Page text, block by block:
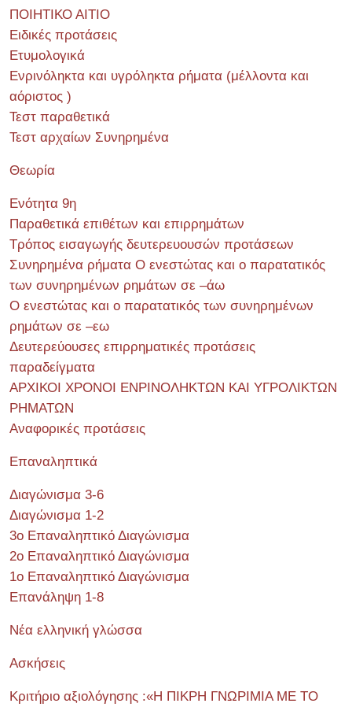
ΠΟΙΗΤΙΚΟ ΑΙΤΙΟ
Ειδικές προτάσεις
Ετυμολογικά
Ενρινόληκτα και υγρόληκτα ρήματα (μέλλοντα και
αόριστος )
Τεστ παραθετικά
Τεστ αρχαίων Συνηρημένα
Θεωρία
Ενότητα 9η
Παραθετικά επιθέτων και επιρρημάτων
Τρόπος εισαγωγής δευτερευουσών προτάσεων
Συνηρημένα ρήματα Ο ενεστώτας και ο παρατατικός
των συνηρημένων ρημάτων σε –άω
Ο ενεστώτας και ο παρατατικός των συνηρημένων
ρημάτων σε –εω
Δευτερεύουσες επιρρηματικές προτάσεις
παραδείγματα
ΑΡΧΙΚΟΙ ΧΡΟΝΟΙ ΕΝΡΙΝΟΛΗΚΤΩΝ ΚΑΙ ΥΓΡΟΛΙΚΤΩΝ
ΡΗΜΑΤΩΝ
Αναφορικές προτάσεις
Επαναληπτικά
Διαγώνισμα 3-6
Διαγώνισμα 1-2
3ο Επαναληπτικό Διαγώνισμα
2ο Επαναληπτικό Διαγώνισμα
1ο Επαναληπτικό Διαγώνισμα
Επανάληψη 1-8
Νέα ελληνική γλώσσα
Ασκήσεις
Κριτήριο αξιολόγησης :«Η ΠΙΚΡΗ ΓΝΩΡΙΜΙΑ ΜΕ ΤΟ